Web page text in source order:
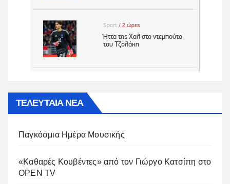
ΤΕΛΕΥΤΑΙΑ ΝΕΑ
Παγκόσμια Ημέρα Μουσικής
«Καθαρές Κουβέντες» από τον Γιώργο Κατσίπη στο
OPEN TV